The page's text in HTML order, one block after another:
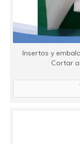
Insertos y
Cortar